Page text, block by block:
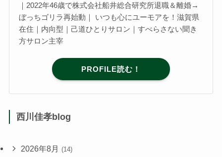
｜2022年46歳で株式会社船井総合研究所退職＆離婚→
ぼっちゴリラ再始動｜ いつも心にユーモアを！滋賀県
在住｜内向型｜己道ひとりサロン｜すべらさない聞き
方サロン主宰
PROFILE読む！
西川佳孝blog
2026年8月 (14)